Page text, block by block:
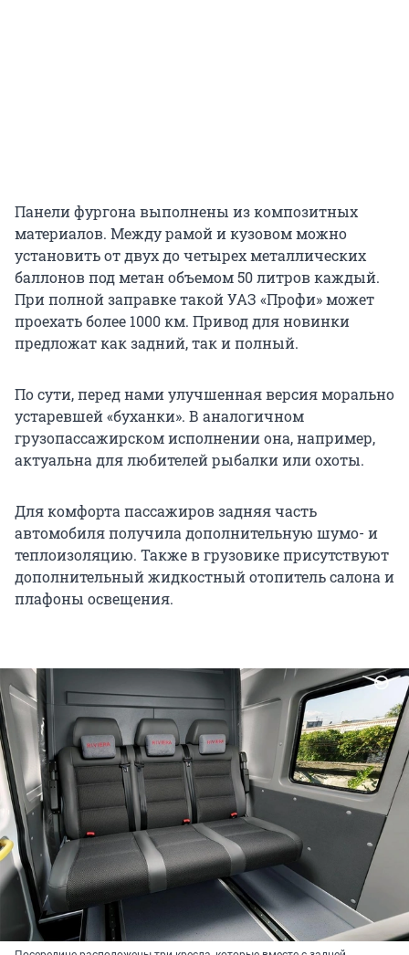
Панели фургона выполнены из композитных
материалов. Между рамой и кузовом можно
установить от двух до четырех металлических
баллонов под метан объемом 50 литров каждый.
При полной заправке такой УАЗ «Профи» может
проехать более 1000 км. Привод для новинки
предложат как задний, так и полный.
По сути, перед нами улучшенная версия морально
устаревшей «буханки». В аналогичном
грузопассажирском исполнении она, например,
актуальна для любителей рыбалки или охоты.
Для комфорта пассажиров задняя часть
автомобиля получила дополнительную шумо- и
теплоизоляцию. Также в грузовике присутствуют
дополнительный жидкостный отопитель салона и
плафоны освещения.